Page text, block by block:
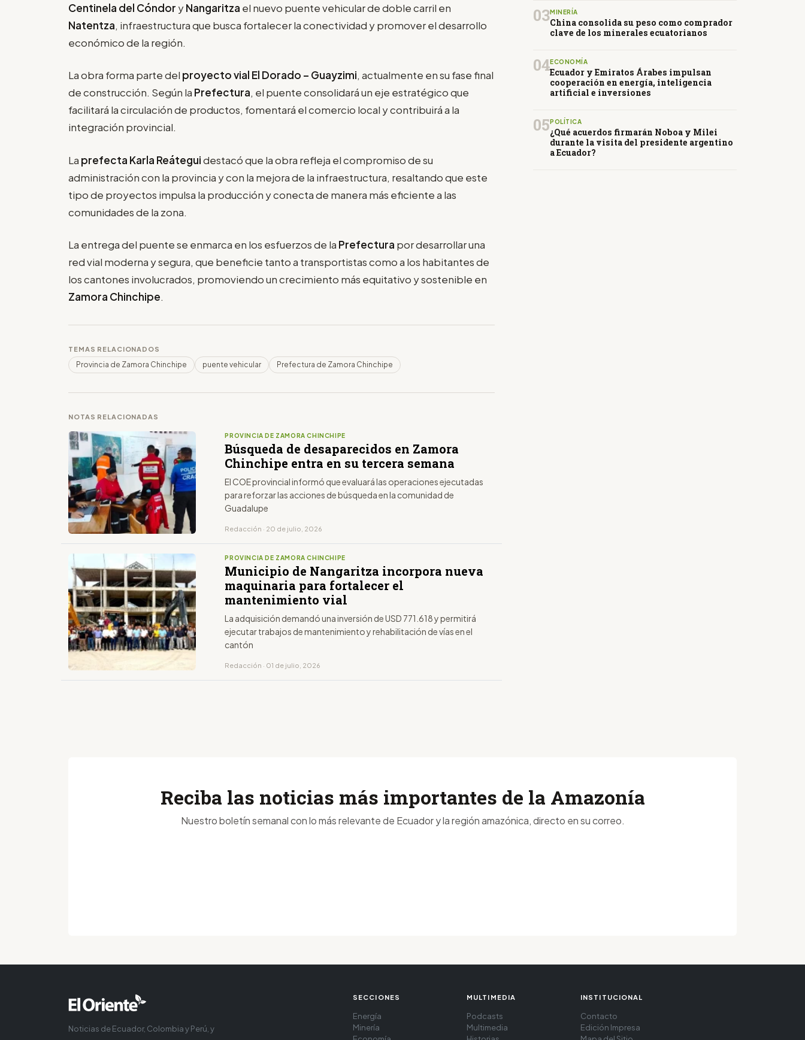
Centinela del Cóndor yNangaritza el nuevo puente vehicular de doble carril en
Natentza, infraestructura que busca fortalecer la conectividad y promover el desarrollo
económico de la región.
La obra forma parte del proyecto vial El Dorado – Guayzimi, actualmente en su fase final
de construcción. Según la Prefectura, el puente consolidará un eje estratégico que
facilitará la circulación de productos, fomentará el comercio local y contribuirá a la
integración provincial.
La prefecta Karla Reáteguidestacó que la obra refleja el compromiso de su
administración con la provincia y con la mejora de la infraestructura, resaltando que este
tipo de proyectos impulsa la producción y conecta de manera más eficiente a las
comunidades de la zona.
La entrega del puente se enmarca en los esfuerzos de la Prefectura por desarrollar una
red vial moderna y segura, que beneficie tanto a transportistas como a los habitantes de
los cantones involucrados, promoviendo un crecimiento más equitativo y sostenible en
Zamora Chinchipe.
TEMAS RELACIONADOS
Provincia de Zamora Chinchipe puente vehicular Prefectura de Zamora Chinchipe
NOTAS RELACIONADAS
PROVINCIA DE ZAMORA CHINCHIPE
Búsqueda de desaparecidos en Zamora
Chinchipe entra en su tercera semana
El COE provincial informó que evaluará las operaciones ejecutadas
para reforzar las acciones de búsqueda en la comunidad de
Guadalupe
Redacción · 20 de julio, 2026
PROVINCIA DE ZAMORA CHINCHIPE
Municipio de Nangaritza incorpora nueva
maquinaria para fortalecer el
mantenimiento vial
La adquisición demandó una inversión de USD 771.618 y permitirá
ejecutar trabajos de mantenimiento y rehabilitación de vías en el
cantón
Redacción · 01 de julio, 2026
03MINERÍA
China consolida su peso como comprador
clave de los minerales ecuatorianos
04ECONOMÍA
Ecuador y Emiratos Árabes impulsan
cooperación en energía, inteligencia
artificial e inversiones
05 POLÍTICA
¿Qué acuerdos firmarán Noboa y Milei
durante la visita del presidente argentino
a Ecuador?
Reciba las noticias más importantes de la Amazonía
Nuestro boletín semanal con lo más relevante de Ecuador y la región amazónica, directo en su correo.
Noticias de Ecuador, Colombia y Perú, y
SECCIONES
Energía
Minería
MULTIMEDIA
Podcasts
Multimedia
INSTITUCIONAL
Contacto
Edición Impresa